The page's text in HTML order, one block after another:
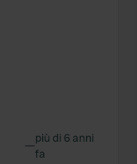
—più di 6 anni
fa